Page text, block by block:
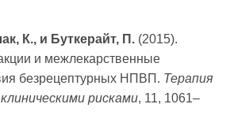
К., и Буткерайт, П. (2015).
и межлекарственные
безрецептурных НПВП. Терапия
рисками, 11, 1061–